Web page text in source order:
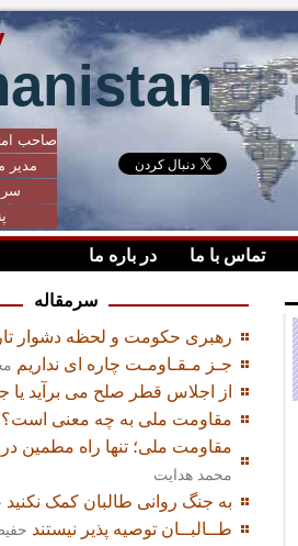
صاحب
مدیر
سر
تماس با ما در باره ما
سرمقاله
رهبری حکومت و لحظه دشوار
جـز مـقـاومـت چاره ای نداریم
از اجلاس قطر صلح می برآید یا
مقاومت ملی به چه معنی است؟
مقاومت ملی؛ تنها راه مطمین در
محمد هدایت
به جنگ روانی طالبان کمک نکنید
طــالبــان توصیه پذیر نیستند